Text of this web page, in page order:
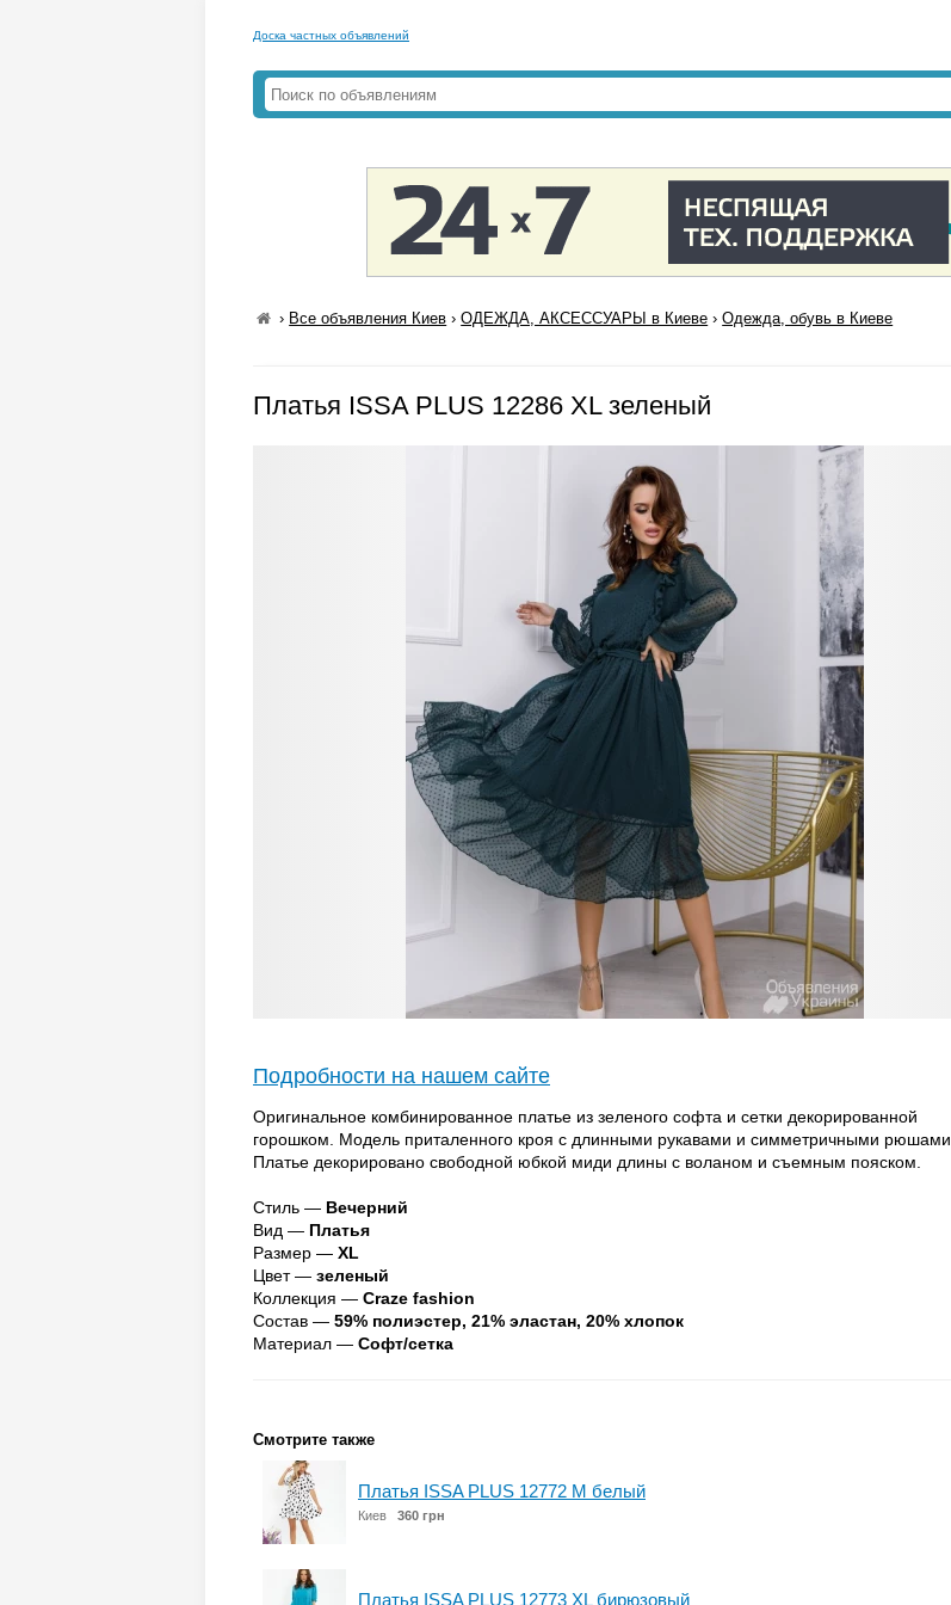
Доска частных объявлений
› Все объявления Киев ›ОДЕЖДА, АКСЕССУАРЫ в Киеве ›Одежда, обувь в Киеве
Платья ISSA PLUS 12286 XL зеленый
Подробности на нашем сайте
Оригинальное комбинированное платье из зеленого софта и сетки декорированной
горошком. Модель приталенного кроя с длинными рукавами и симметричными рюшами.
Платье декорировано свободной юбкой миди длины с воланом и съемным пояском.
Стиль — Вечерний
Вид — Платья
Размер — XL
Цвет — зеленый
Коллекция — Craze fashion
Состав — 59% полиэстер, 21% эластан, 20% хлопок
Материал — Софт/сетка
Смотрите также
Платья ISSA PLUS 12772 M белый
Киев 360 грн
Платья ISSA PLUS 12773 XL бирюзовый